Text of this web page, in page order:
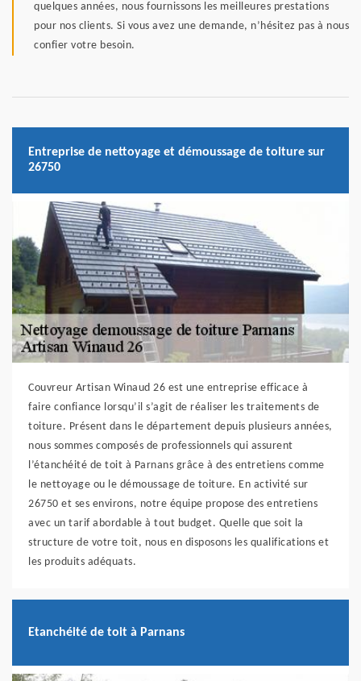
quelques années, nous fournissons les meilleures prestations
pour nos clients. Si vous avez une demande, n’hésitez pas à nous
confier votre besoin.
Entreprise de nettoyage et démoussage de toiture sur
26750
Couvreur Artisan Winaud 26 est une entreprise efficace à
faire confiance lorsqu’il s’agit de réaliser les traitements de
toiture. Présent dans le département depuis plusieurs années,
nous sommes composés de professionnels qui assurent
l’étanchéité de toit à Parnans grâce à des entretiens comme
le nettoyage ou le démoussage de toiture. En activité sur
26750 et ses environs, notre équipe propose des entretiens
avec un tarif abordable à tout budget. Quelle que soit la
structure de votre toit, nous en disposons les qualifications et
les produits adéquats.
Etanchéité de toit à Parnans